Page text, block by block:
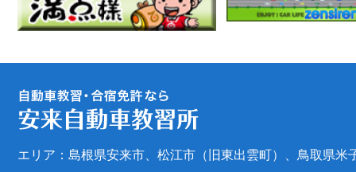
エリア：島根県安来市、松江市（旧東出雲町）、鳥取県米